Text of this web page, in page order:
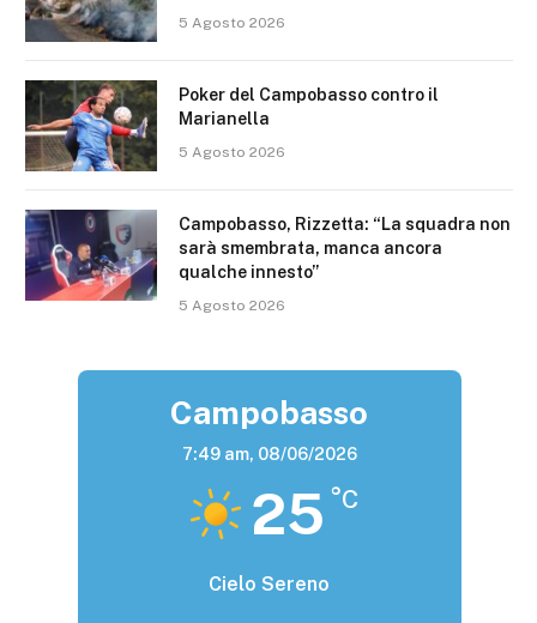
5 Agosto 2026
Poker del Campobasso contro il
Marianella
5 Agosto 2026
Campobasso, Rizzetta: “La squadra non
sarà smembrata, manca ancora
qualche innesto”
5 Agosto 2026
Campobasso
7:49 am, 08/06/2026
25 °C
Cielo Sereno